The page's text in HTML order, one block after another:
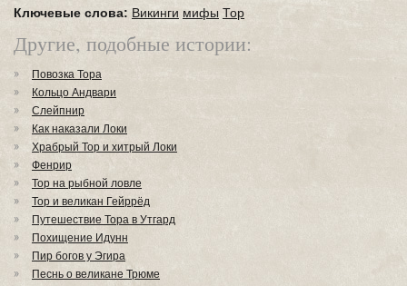
Ключевые слова: Викинги мифы Тор
Другие, подобные истории:
Повозка Тора
Кольцо Андвари
Слейпнир
Как наказали Локи
Храбрый Тор и хитрый Локи
Фенрир
Тор на рыбной ловле
Тор и великан Гейррёд
Путешествие Тора в Утгард
Похищение Идунн
Пир богов у Эгира
Песнь о великане Трюме